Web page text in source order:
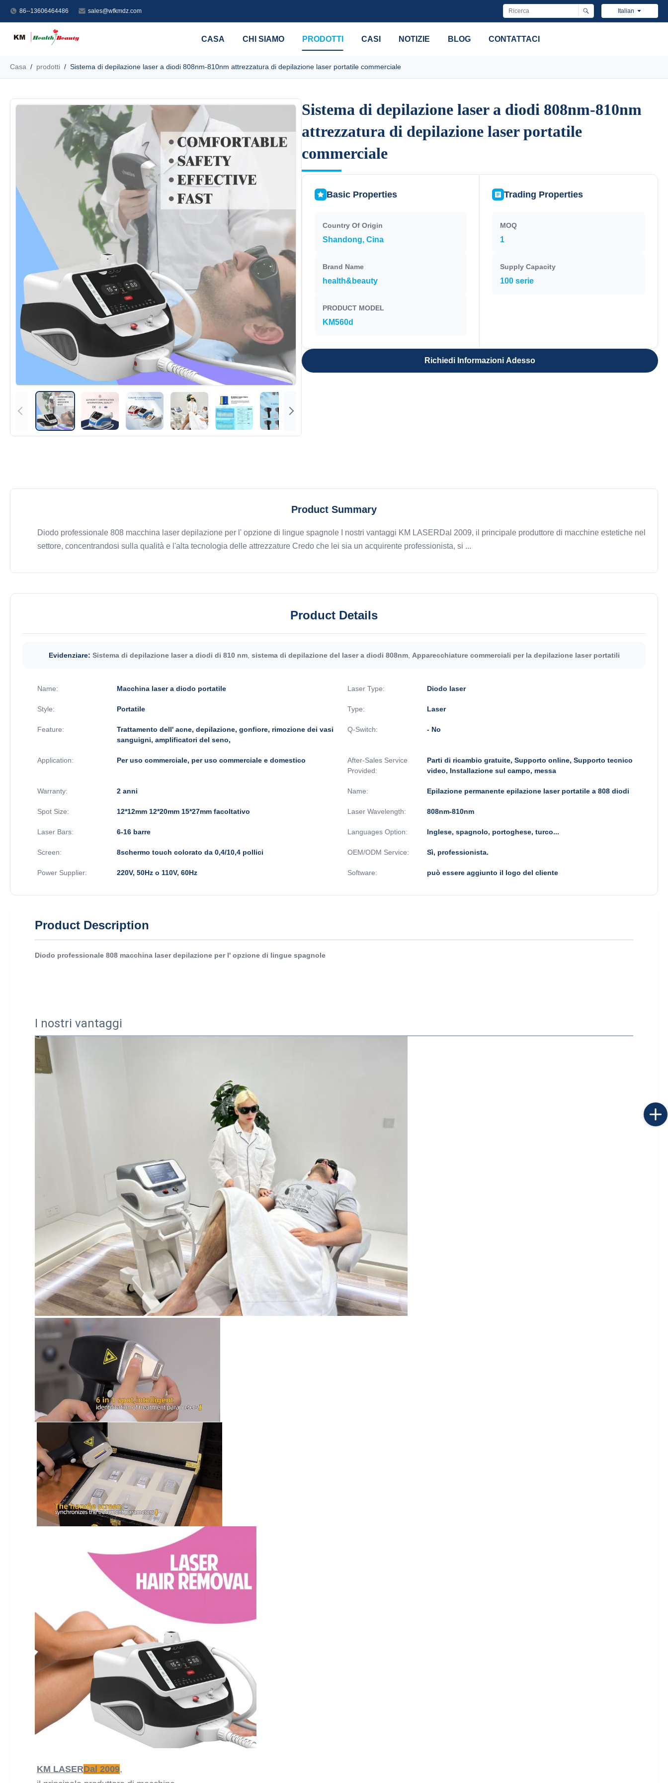
86--13606464486 sales@wfkmdz.com Italian
CASA CHI SIAMO PRODOTTI CASI NOTIZIE BLOG CONTATTACI
Casa / prodotti / Sistema di depilazione laser a diodi 808nm-810nm attrezzatura di depilazione laser portatile commerciale
Sistema di depilazione laser a diodi 808nm-810nm
attrezzatura di depilazione laser portatile
commerciale
Sistema di depilazione laser a diodi 808nm-810nm
attrezzatura di depilazione laser portatile
commerciale
Basic Properties
Country Of Origin
Shandong, Cina
Brand Name
health&beauty
PRODUCT MODEL
KM560d
Trading Properties
MOQ
1
Supply Capacity
100 serie
Richiedi Informazioni Adesso
Product Summary
Diodo professionale 808 macchina laser depilazione per l' opzione di lingue spagnole I nostri vantaggi KM LASERDal 2009, il principale produttore di macchine estetiche nel
settore, concentrandosi sulla qualità e l'alta tecnologia delle attrezzature Credo che lei sia un acquirente professionista, si ...
Product Details
Evidenziare: Sistema di depilazione laser a diodi di 810 nm, sistema di depilazione del laser a diodi 808nm, Apparecchiature commerciali per la depilazione laser portatili
Name: Macchina laser a diodo portatile Laser Type: Diodo laser
Style: Portatile Type: Laser
Feature:
Trattamento dell' acne, depilazione, gonfiore, rimozione dei vasi
sanguigni, amplificatori del seno,
Q-Switch: - No
Application: Per uso commerciale, per uso commerciale e domestico
After-Sales Service
Provided:
Parti di ricambio gratuite, Supporto online, Supporto tecnico
video, Installazione sul campo, messa
Warranty: 2 anni Name: Epilazione permanente epilazione laser portatile a 808 diodi
Spot Size: 12*12mm 12*20mm 15*27mm facoltativo Laser Wavelength: 808nm-810nm
Laser Bars: 6-16 barre Languages Option: Inglese, spagnolo, portoghese, turco...
Screen: 8schermo touch colorato da 0,4/10,4 pollici OEM/ODM Service: Sì, professionista.
Power Supplier: 220V, 50Hz o 110V, 60Hz Software: può essere aggiunto il logo del cliente
Product Description
Diodo professionale 808 macchina laser depilazione per l' opzione di lingue spagnole
I nostri vantaggi
KM LASERDal 2009,